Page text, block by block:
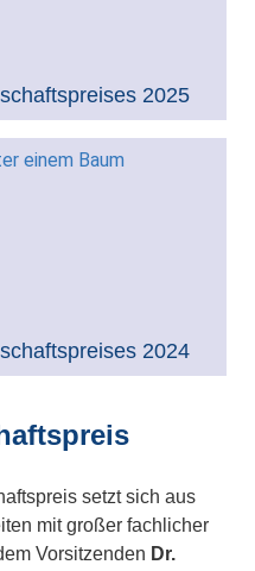
2025
2024
setzt sich aus
mit großer fachlicher
Vorsitzenden Dr.